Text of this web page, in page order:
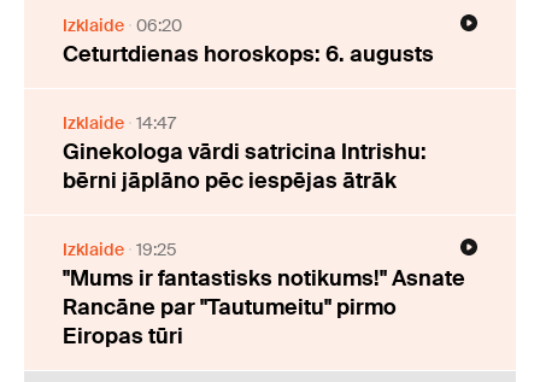
Izklaide 06:20
Ceturtdienas horoskops: 6. augusts
Izklaide 14:47
Ginekologa vārdi satricina Intrishu:
bērni jāplāno pēc iespējas ātrāk
Izklaide 19:25
"Mums ir fantastisks notikums!" Asnate
Rancāne par "Tautumeitu" pirmo
Eiropas tūri